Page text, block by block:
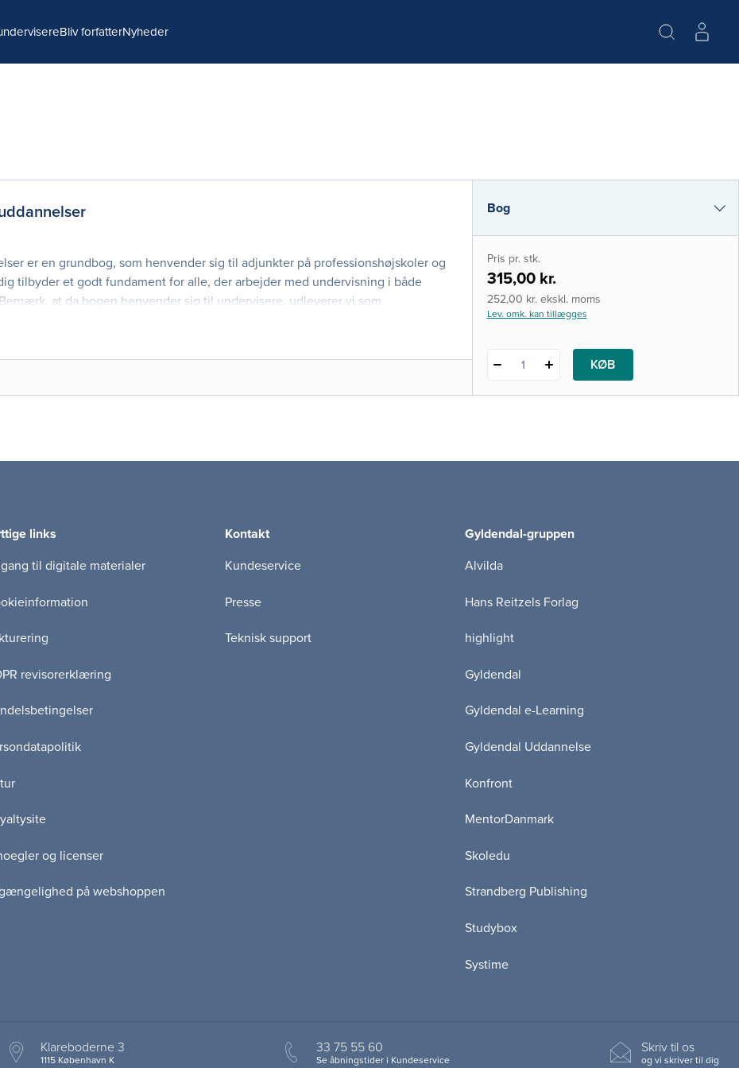
Bliv forfatterNyheder
er en grundbog, som henvender sig til adjunkter på professionshøjskoler og
tilbyder et godt fundament for alle, der arbejder med undervisning i både
at da bogen henvender sig til undervisere, udleverer vi som
Bog
i-bog
Pris pr. stk.
315,00 kr.
252,00 kr. ekskl. moms
Lev. omk. kan tillægges
1 KØB
links
til digitale materialer
revisorerklæring
og licenser
på webshoppen
Kontakt
Kundeservice
Presse
Teknisk support
Gyldendal-gruppen
Alvilda
Hans Reitzels Forlag
highlight
Gyldendal
Gyldendal e-Learning
Gyldendal Uddannelse
Konfront
MentorDanmark
Skoledu
Strandberg Publishing
Studybox
Systime
Klareboderne 3
1115 København K
33 75 55 60
Se åbningstider i Kundeservice
Skriv til os
og vi skriver til dig